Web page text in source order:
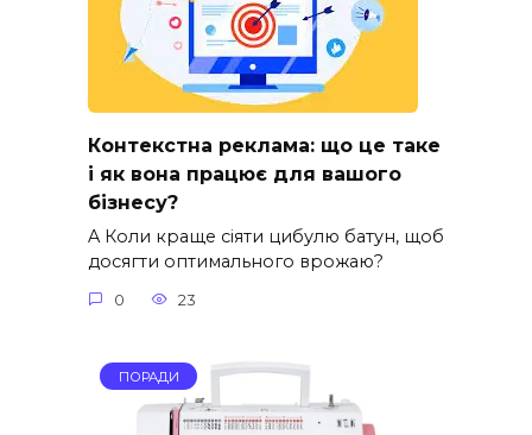
Контекстна реклама: що це таке
і як вона працює для вашого
бізнесу?
A Коли краще сіяти цибулю батун, щоб
досягти оптимального врожаю?
0 23
ПОРАДИ